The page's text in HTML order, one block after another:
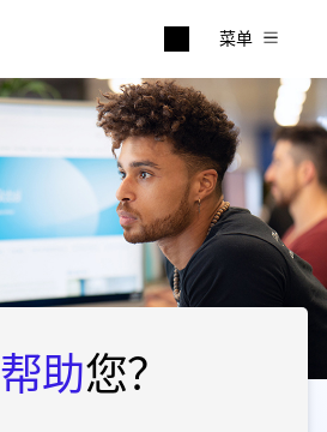
菜单
帮助您？